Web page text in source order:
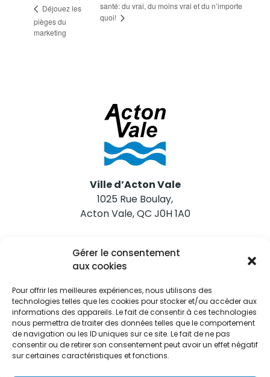
Gérer le consentement
aux cookies
Pour offrir les meilleures expériences, nous utilisons des
technologies telles que les cookies pour stocker et/ou accéder aux
informations des appareils. Le fait de consentir à ces technologies
nous permettra de traiter des données telles que le comportement
de navigation ou les ID uniques sur ce site. Le fait de ne pas
consentir ou de retirer son consentement peut avoir un effet négatif
sur certaines caractéristiques et fonctions.
Déjouez les
pièges du
marketing
santé: du vrai, du moins vrai et du n’importe
quoi!
Ville d’Acton Vale
1025 Rue Boulay,
Acton Vale, QC J0H 1A0
Nous joindre
Tél. 450 546-2703
Restez informés
Abonnez-vous aux alertes municipales